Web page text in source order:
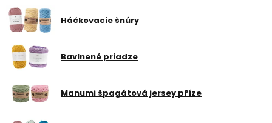
háčkovaciu priadzu
, ktoré nájdu využitie napríklad pri tvorbe
šitých šperkov a dutiniek. Ak tápete vo výbere správnej
Vyznajte sa v priadzach
správnej veľkosti, aby ste sa mohli čo najskôr pustiť do tvorby
prvých očiek a stĺpikov. Hodiť sa vám môžu aj ďalšie pomôcky z
kategóriepríslušenstvo na háčkovanie
projektoch úzko súvisí s vyšívaním, prezrite si aj kategóriu
Háčkovacie šnúry
Bavlnené priadze
Manumi špagátová jersey příze